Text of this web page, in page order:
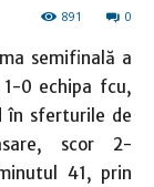
0
891
semifinală a
1-0 echipa fcu,
în sferturile de
scor 2-
41, prin